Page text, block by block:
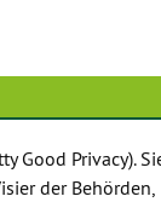
Good Privacy).
der Behörden,